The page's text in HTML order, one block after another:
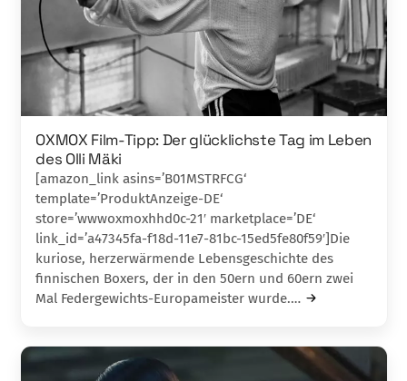
OXMOX Film-Tipp: Der glücklichste Tag im Leben
des Olli Mäki
[amazon_link asins=’B01MSTRFCG‘
template=’ProduktAnzeige-DE‘
store=’wwwoxmoxhhd0c-21′ marketplace=’DE‘
link_id=’a47345fa-f18d-11e7-81bc-15ed5fe80f59′]Die
kuriose, herzerwärmende Lebensgeschichte des
finnischen Boxers, der in den 50ern und 60ern zwei
Mal Federgewichts-Europameister wurde.…